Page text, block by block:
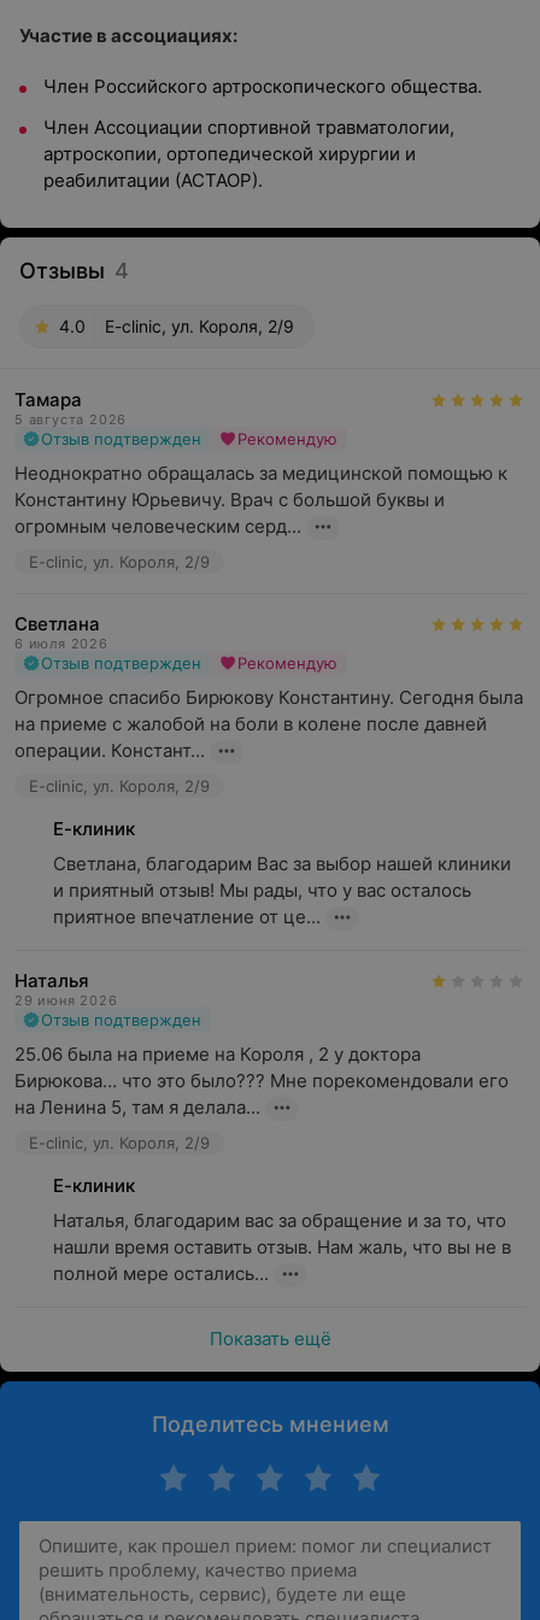
Участие в ассоциациях:
Член Российского артроскопического общества.
Член Ассоциации спортивной травматологии,
артроскопии, ортопедической хирургии и
реабилитации (АСТАОР).
Отзывы 4
4.0 E-clinic, ул. Короля, 2/9
Тамара
5 августа 2026
Отзыв подтвержден Рекомендую
Неоднократно обращалась за медицинской помощью к
Константину Юрьевичу. Врач с большой буквы и
огромным человеческим серд...
E-clinic, ул. Короля, 2/9
Светлана
6 июля 2026
Отзыв подтвержден Рекомендую
Огромное спасибо Бирюкову Константину. Сегодня была
на приеме с жалобой на боли в колене после давней
операции. Констант...
E-clinic, ул. Короля, 2/9
Е-клиник
Светлана, благодарим Вас за выбор нашей клиники
и приятный отзыв! Мы рады, что у вас осталось
приятное впечатление от це...
Наталья
29 июня 2026
Отзыв подтвержден
25.06 была на приеме на Короля , 2 у доктора
Бирюкова… что это было??? Мне порекомендовали его
на Ленина 5, там я делала...
E-clinic, ул. Короля, 2/9
Е-клиник
Наталья, благодарим вас за обращение и за то, что
нашли время оставить отзыв. Нам жаль, что вы не в
полной мере остались...
Показать ещё
Поделитесь мнением